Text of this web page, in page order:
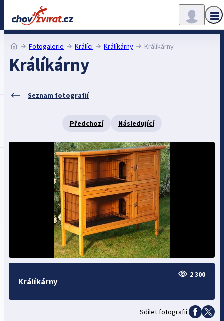
Fotogalerie Králíci Králíkárny Králíkárny
Králíkárny
Seznam fotografií
Předchozí Následující
Králíkárny
2 300
Sdílet fotografii: